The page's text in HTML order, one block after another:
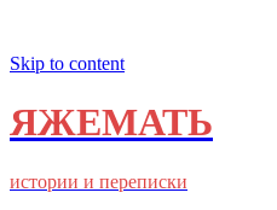
Skip to content
ЯЖЕМАТЬ
истории и переписки